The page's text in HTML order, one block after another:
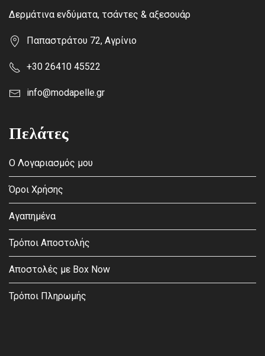
Δερμάτινα ενδύματα, τσάντες & αξεσουάρ
Παπαστράτου 72, Αγρίνιο
+30 26410 45522
info@modapelle.gr
Πελάτες
Ο Λογαριασμός μου
Όροι Χρήσης
Αγαπημένα
Τρόποι Αποστολής
Αποστολές με Box Now
Τρόποι Πληρωμής